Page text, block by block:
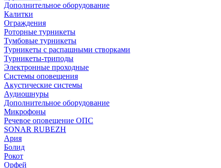
Дополнительное оборудование
Калитки
Ограждения
Роторные турникеты
Тумбовые турникеты
Турникеты с распашными створками
Турникеты-триподы
Электронные проходные
Системы оповещения
Акустические системы
Аудиошнуры
Дополнительное оборудование
Микрофоны
Речевое оповещение ОПС
SONAR RUBEZH
Ария
Болид
Рокот
Орфей